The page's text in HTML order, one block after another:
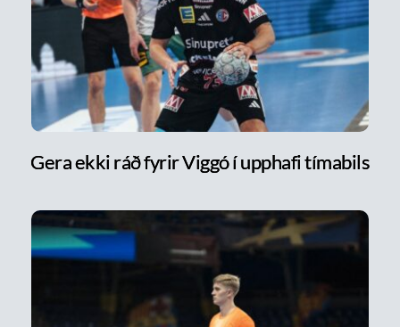
Gera ekki ráð fyrir Viggó í upphafi tímabils